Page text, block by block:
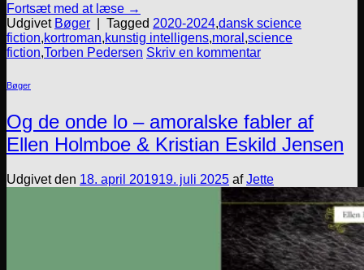
Fortsæt med at læse →
Udgivet Bøger Tagged 2020-2024,dansk science
fiction,kortroman,kunstig intelligens,moral ,science
fiction,Torben Pedersen Skriv en kommentar
Bøger
Og de onde lo – amoralske fabler af
Ellen Holmboe & Kristian Eskild Jensen
Udgivet den 18. april 201919. juli 2025 afJette